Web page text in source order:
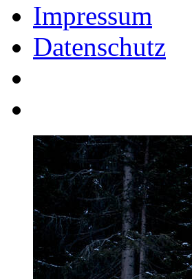
Impressum
Datenschutz